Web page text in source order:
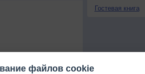
Гостевая книга
файлов cookie